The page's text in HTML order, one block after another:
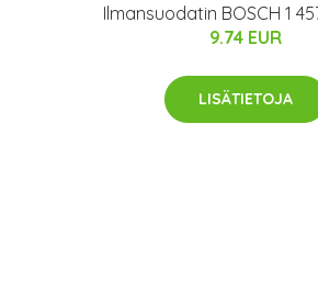
Ilmansuodatin BOSCH 1
9.74 EUR
LISÄTIETOJA